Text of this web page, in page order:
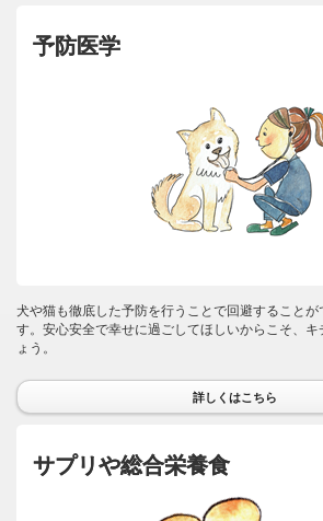
予防医学
犬や猫も徹底した予防を行うことで回避することが
す。安心安全で幸せに過ごしてほしいからこそ、キ
ょう。
詳しくはこちら
サプリや総合栄養食